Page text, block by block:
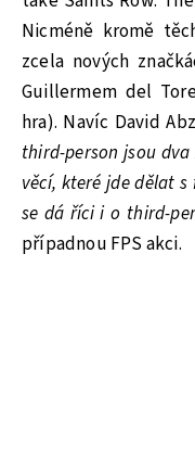
Nicméně kromě
zcela nových
Guillermem del
hra). Navíc David
third-person jsou
věcí, které jde dělat
se dá říci i o third-
případnou FPS akci.